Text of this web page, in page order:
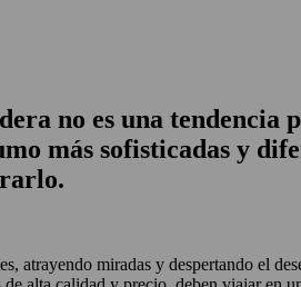
no es una tendencia
más sofisticadas y
atrayendo miradas y despertando el